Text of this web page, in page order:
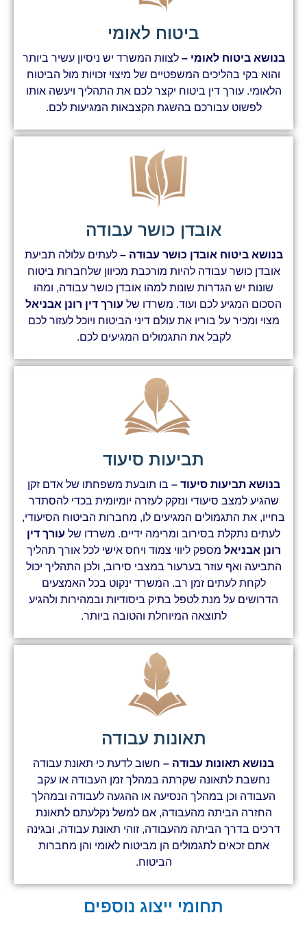
ביטוח לאומי
בנושא ביטוח לאומי – לצוות המשרד יש ניסיון עשיר ביותר
והוא בקי בהליכים המשפטיים של מיצוי זכויות מול הביטוח
הלאומי. עורך דין ביטוח יקצר לכם את התהליך ויעשה אותו
לפשוט עבורכם בהשגת הקצבאות המגיעות לכם.
אובדן כושר עבודה
בנושא ביטוח אובדן כושר עבודה – לעתים עלולה תביעת
אובדן כושר עבודה להיות מורכבת מכיוון שלחברות ביטוח
שונות יש הגדרות שונות למהו אובדן כושר עבודה, ומהו
הסכום המגיע לכם ועוד. משרדו של עורך דין רונן אבניאל
מצוי ומכיר על בוריו את עולם דיני הביטוח ויוכל לעזור לכם
לקבל את התגמולים המגיעים לכם.
תביעות סיעוד
בנושא תביעות סיעוד – בו תובעת משפחתו של אדם זקן
שהגיע למצב סיעודי ונזקק לעזרה יומיומית בכדי להסתדר
בחייו, את התגמולים המגיעים לו, מחברות הביטוח הסיעודי,
לעתים נתקלת בסירוב ומרימה ידיים. משרדו של עורך דין
רונן אבניאל מספק ליווי צמוד ויחס אישי לכל אורך תהליך
התביעה ואף עוזר בערעור במצבי סירוב, ולכן התהליך יכול
לקחת לעתים זמן רב. המשרד ינקוט בכל האמצעים
הדרושים על מנת לטפל בתיק ביסודיות ובמהירות ולהגיע
לתוצאה המיוחלת והטובה ביותר.
תאונות עבודה
בנושא תאונות עבודה – חשוב לדעת כי תאונת עבודה
נחשבת לתאונה שקרתה במהלך זמן העבודה או עקב
העבודה וכן במהלך הנסיעה או ההגעה לעבודה ובמהלך
החזרה הביתה מהעבודה, אם למשל נקלעתם לתאונת
דרכים בדרך הביתה מהעבודה, זוהי תאונת עבודה, ובגינה
אתם זכאים לתגמולים הן מביטוח לאומי והן מחברות
הביטוח.
תחומי ייצוג נוספים